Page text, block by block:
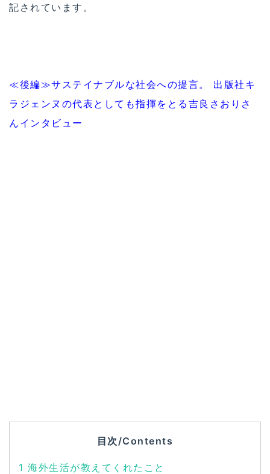
記されています。
≪後編≫サステイナブルな社会への提言。 出版社キ
ラジェンヌの代表としても指揮をとる吉良さおりさ
んインタビュー
目次/Contents
1 海外生活が教えてくれたこと